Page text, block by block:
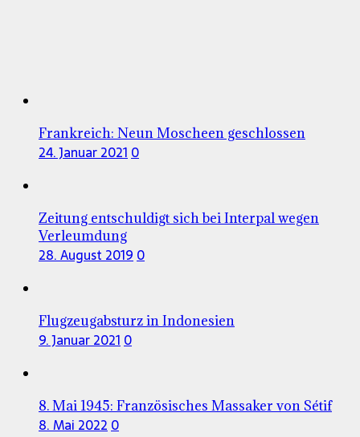
Frankreich: Neun Moscheen geschlossen
24. Januar 20210
Zeitung entschuldigt sich bei Interpal wegen
Verleumdung
28. August 20190
Flugzeugabsturz in Indonesien
9. Januar 20210
8. Mai 1945: Französisches Massaker von Sétif
8. Mai 20220